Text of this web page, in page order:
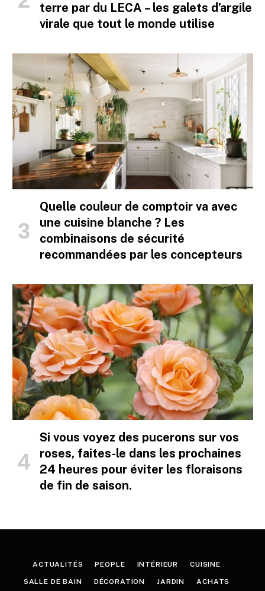
terre par du LECA – les galets d’argile
virale que tout le monde utilise
Quelle couleur de comptoir va avec
une cuisine blanche ? Les
combinaisons de sécurité
recommandées par les concepteurs
Si vous voyez des pucerons sur vos
roses, faites-le dans les prochaines
24 heures pour éviter les floraisons
de fin de saison.
ACTUALITÉS PEOPLE INTÉRIEUR CUISINE
SALLE DE BAIN DÉCORATION JARDIN ACHATS